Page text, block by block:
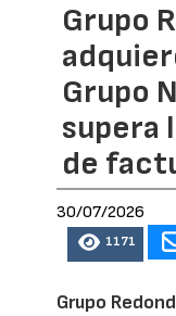
Grupo
Grupo
supera
de
30/07/2026
1171
Grupo